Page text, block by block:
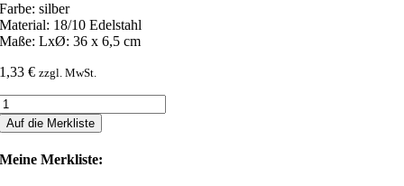
Farbe: silber
Material: 18/10 Edelstahl
Maße: LxØ: 36 x 6,5 cm
1,33€ zzgl. MwSt.
Auf die Merkliste
Meine Merkliste: